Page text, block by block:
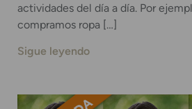
actividades del día a día. Por
compramos ropa […]
Sigue leyendo